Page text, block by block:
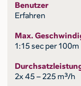
Benutzer
Erfahren
Max.
1:15 sec per 100m
2x 45 – 225 m³/h